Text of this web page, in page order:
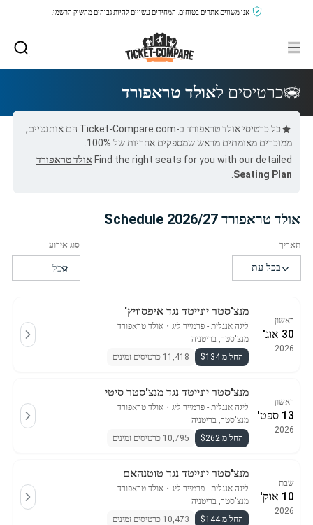
אנו משווים אתרים בטוחים, המחירים עשויים להיות גבוהים מהשוק הרשמי.
כרטיסים לאולד טראפורד
כל כרטיסי אולד טראפורד ב-Ticket-Compare.com הם אותנטיים,
ממוכרים מאומתים מראש שמספקים אחריות של 100%.
Find the right seats for you with our detailed אולד טראפורד
Seating Plan
אולד טראפורד 2026/27 Schedule
ראשון
30 אוג'
2026
מנצ'סטר יונייטד נגד איפסוויץ'
ליגה אנגלית - פרמייר ליג ・ אולד טראפורד
מנצ'סטר, בריטניה
החל מ $134
11,418 כרטיסים זמינים
ראשון
13 ספט'
2026
מנצ'סטר יונייטד נגד מנצ'סטר סיטי
ליגה אנגלית - פרמייר ליג ・ אולד טראפורד
מנצ'סטר, בריטניה
החל מ $262
10,795 כרטיסים זמינים
שבת
10 אוק'
2026
מנצ'סטר יונייטד נגד טוטנהאם
ליגה אנגלית - פרמייר ליג ・ אולד טראפורד
מנצ'סטר, בריטניה
החל מ $144
10,473 כרטיסים זמינים